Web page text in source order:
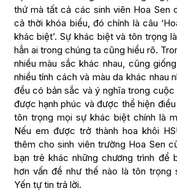
thứ mà tất cả các sinh viên Hoa Sen
cả thời khóa biểu, đó chính là câu
khác biệt’. Sự khác biệt và tôn trọng
hẳn ai trong chúng ta cũng hiểu rõ.
nhiều màu sắc khác nhau, cũng
nhiều tính cách và màu da khác nhau
đều có bản sắc và ý nghĩa trong
được hạnh phúc và được thể hiện
tôn trọng mọi sự khác biệt chính là
Nếu em được trở thành hoa khôi
thêm cho sinh viên trường Hoa Sen
bạn trẻ khác những chương trình để
hơn vấn đề như thế nào là tôn trọng
Yến tự tin trả lời.